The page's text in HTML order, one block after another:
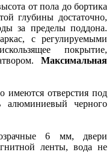
от пола до бортика
глубины достаточно,
за пределы поддона.
с регулируемыми
покрытие,
Максимальная
имеются отверстия под
алюминиевый черного
6 мм, двери
ленты, вода не